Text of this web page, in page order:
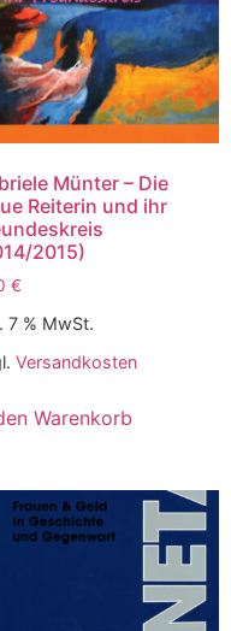
Münter – Die
Reiterin und ihr
2015)
€
7 % MwSt.
Versandkosten
Warenkorb